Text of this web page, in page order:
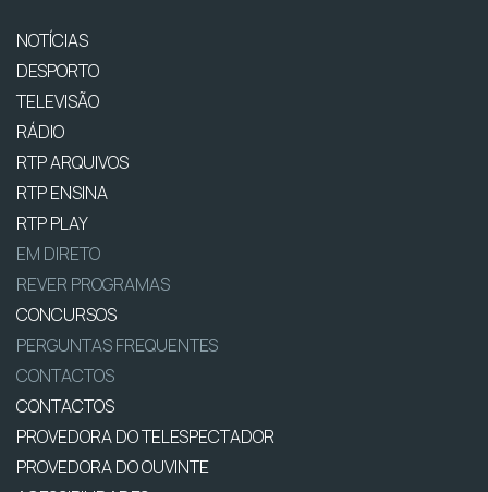
NOTÍCIAS
DESPORTO
TELEVISÃO
RÁDIO
RTP ARQUIVOS
RTP ENSINA
RTP PLAY
EM DIRETO
REVER PROGRAMAS
CONCURSOS
PERGUNTAS FREQUENTES
CONTACTOS
CONTACTOS
PROVEDORA DO TELESPECTADOR
PROVEDORA DO OUVINTE